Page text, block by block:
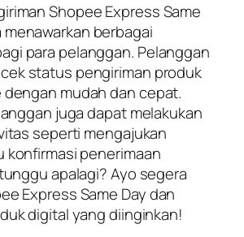
Shopee Express Same
berbagai
para pelanggan. Pelanggan
status pengiriman produk
mudah dan cepat.
juga dapat melakukan
seperti mengajukan
konfirmasi penerimaan
apalagi? Ayo segera
Express Same Day dan
digital yang diinginkan!